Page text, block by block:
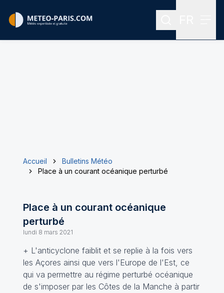
Rechercher
Accueil
Bulletins Météo
Place à un courant océanique perturbé
Place à un courant océanique
perturbé
lundi 8 mars 2021
+ L'anticyclone faiblit et se replie à la fois vers
les Açores ainsi que vers l'Europe de l'Est, ce
qui va permettre au régime perturbé océanique
de s'imposer par les Côtes de la Manche à partir